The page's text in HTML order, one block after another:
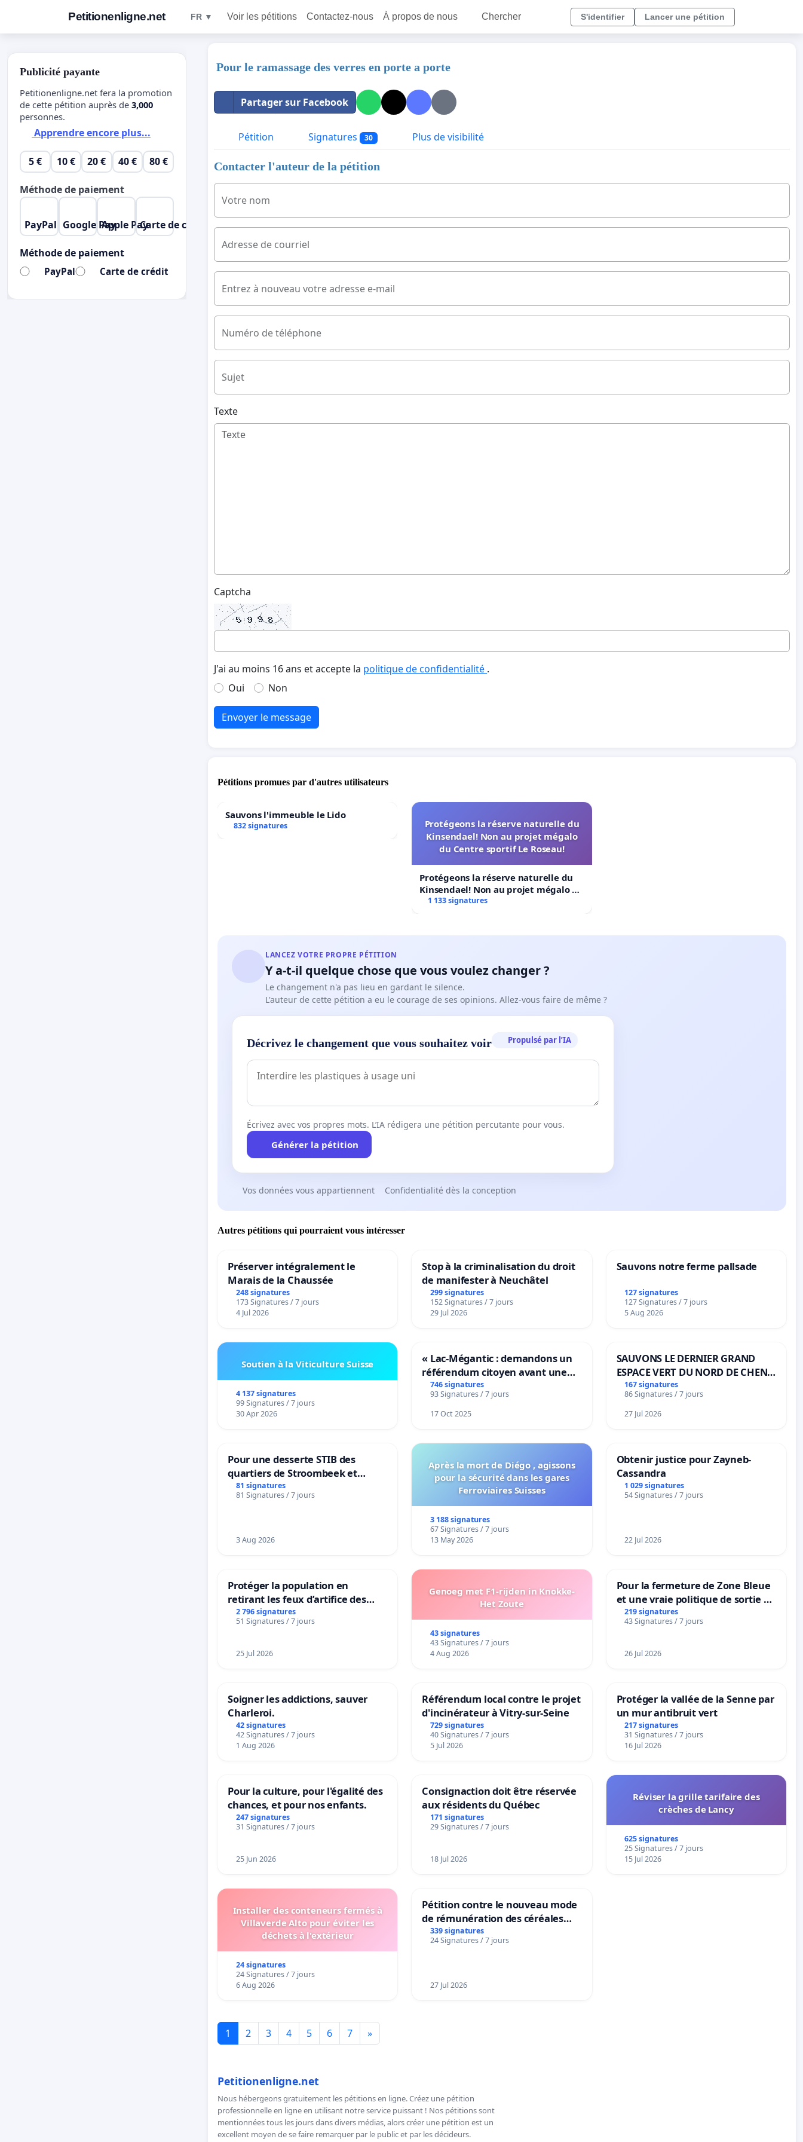
Petitionenligne.net FR ▼ Voir les pétitions Contactez-nous À propos de nous Chercher S'identifier Lancer une pétition
Pour le ramassage des verres en porte a porte
Partager sur Facebook
Pétition Signatures 30 Plus de visibilité
Contacter l'auteur de la pétition
Votre nom
Adresse de courriel
Entrez à nouveau votre adresse e-mail
Numéro de téléphone
Sujet
Texte
Captcha
J'ai au moins 16 ans et accepte la politique de confidentialité .
Oui
Non
Envoyer le message
Pétitions promues par d'autres utilisateurs
Sauvons l'immeuble le Lido
832 signatures
Protégeons la réserve naturelle du
Kinsendael! Non au projet mégalo
du Centre sportif Le Roseau!
Protégeons la réserve naturelle du
Kinsendael! Non au projet mégalo du
Centre sportif Le Roseau!
1 133 signatures
LANCEZ VOTRE PROPRE PÉTITION
Y a-t-il quelque chose que vous voulez changer ?
Le changement n'a pas lieu en gardant le silence.
L'auteur de cette pétition a eu le courage de ses opinions. Allez-vous faire de même ?
Décrivez le changement que vous souhaitez voir Propulsé par l’IA
Écrivez avec vos propres mots. L’IA rédigera une pétition percutante pour vous.
Générer la pétition
Vos données vous appartiennent Confidentialité dès la conception
Autres pétitions qui pourraient vous intéresser
Préserver intégralement le
Marais de la Chaussée
248 signatures
173 Signatures / 7 jours
4 Jul 2026
Stop à la criminalisation du droit
de manifester à Neuchâtel
299 signatures
152 Signatures / 7 jours
29 Jul 2026
Sauvons notre ferme pallsade
127 signatures
127 Signatures / 7 jours
5 Aug 2026
Soutien à la Viticulture Suisse
4 137 signatures
99 Signatures / 7 jours
30 Apr 2026
« Lac-Mégantic : demandons un
référendum citoyen avant une
transformation irréversible de
notre territoire »
746 signatures
93 Signatures / 7 jours
17 Oct 2025
SAUVONS LE DERNIER GRAND
ESPACE VERT DU NORD DE CHENE-
BOUGERIES
167 signatures
86 Signatures / 7 jours
27 Jul 2026
Pour une desserte STIB des
quartiers de Stroombeek et
Beauval - Voor een MIVB-
bediening van de wijken
81 signatures
81 Signatures / 7 jours
3 Aug 2026
Après la mort de Diégo , agissons
pour la sécurité dans les gares
Ferroviaires Suisses
3 188 signatures
67 Signatures / 7 jours
13 May 2026
Obtenir justice pour Zayneb-
Cassandra
1 029 signatures
54 Signatures / 7 jours
22 Jul 2026
Protéger la population en
retirant les feux d’artifice des
rayons
2 796 signatures
51 Signatures / 7 jours
25 Jul 2026
Genoeg met F1-rijden in Knokke-
Het Zoute
43 signatures
43 Signatures / 7 jours
4 Aug 2026
Pour la fermeture de Zone Bleue
et une vraie politique de sortie de
la dépendance
219 signatures
43 Signatures / 7 jours
26 Jul 2026
Soigner les addictions, sauver
Charleroi.
42 signatures
42 Signatures / 7 jours
1 Aug 2026
Référendum local contre le projet
d'incinérateur à Vitry-sur-Seine
729 signatures
40 Signatures / 7 jours
5 Jul 2026
Protéger la vallée de la Senne par
un mur antibruit vert
217 signatures
31 Signatures / 7 jours
16 Jul 2026
Pour la culture, pour l'égalité des
chances, et pour nos enfants.
247 signatures
31 Signatures / 7 jours
25 Jun 2026
Consignaction doit être réservée
aux résidents du Québec
171 signatures
29 Signatures / 7 jours
18 Jul 2026
Réviser la grille tarifaire des
crèches de Lancy
625 signatures
25 Signatures / 7 jours
15 Jul 2026
Installer des conteneurs fermés à
Villaverde Alto pour éviter les
déchets à l'extérieur
24 signatures
24 Signatures / 7 jours
6 Aug 2026
Pétition contre le nouveau mode
de rémunération des céréales
panifiables de Swiss granum basé
sur la teneur en protéines
339 signatures
24 Signatures / 7 jours
27 Jul 2026
1 2 3 4 5 6 7 »
Petitionenligne.net
Nous hébergeons gratuitement les pétitions en ligne. Créez une pétition
professionnelle en ligne en utilisant notre service puissant ! Nos pétitions sont
mentionnées tous les jours dans divers médias, alors créer une pétition est un
excellent moyen de se faire remarquer par le public et par les décideurs.
Publicité payante
Petitionenligne.net fera la promotion
de cette pétition auprès de 3,000
personnes.
Apprendre encore plus...
5 € 10 € 20 € 40 € 80 €
Méthode de paiement
PayPal Google PayApple PayCarte de crédit
Méthode de paiement
PayPal Carte de crédit